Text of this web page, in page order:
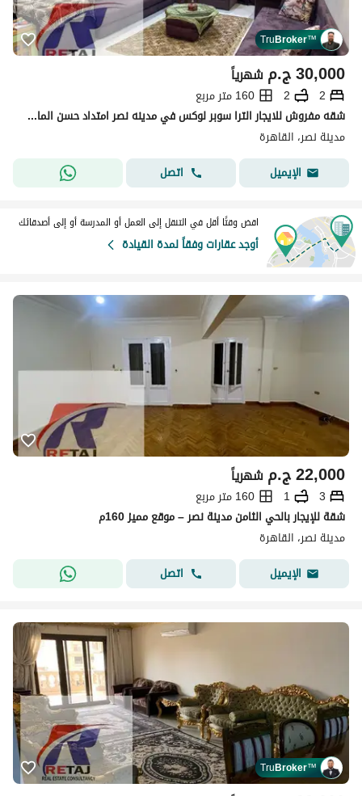
TruBroker™
ج.م30,000 شهرياً
2
2
160 متر مربع
شقه مفروش للايجار الترا سوبر لوكس في مدينه نصر امتداد حسن المامون
مدينة نصر، القاهرة
الإيميل
اتصل
اقض وقتًا أقل في التنقل إلى العمل أو المدرسة أو إلى أصدقائك
أوجد عقارات وفقاً لمدة القيادة
ج.م22,000 شهرياً
3
1
160 متر مربع
شقة للإيجار بالحي الثامن مدينة نصر – موقع مميز 160م
مدينة نصر، القاهرة
الإيميل
اتصل
TruBroker™